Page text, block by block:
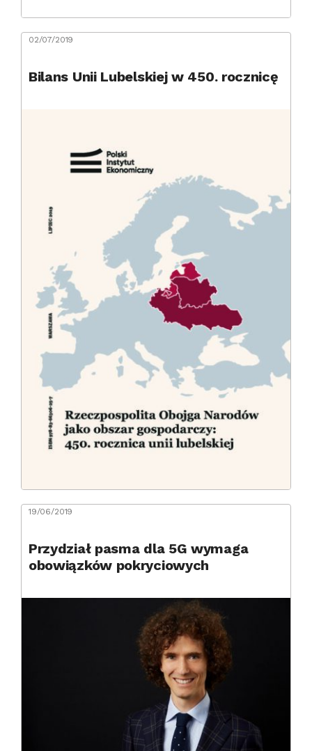
02/07/2019
Bilans Unii Lubelskiej w 450. rocznicę
19/06/2019
Przydział pasma dla 5G wymaga
obowiązków pokryciowych